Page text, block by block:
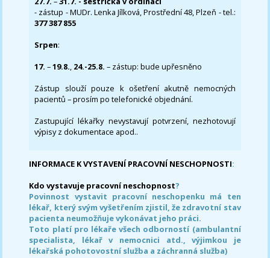
- zástup - MUDr. Lenka Jílková, Prostřední 48, Plzeň - tel.:
377 387 855
Srpen:
17. –19.8., 24.-25.8. – zástup: bude upřesněno
Zástup slouží pouze k ošetření akutně nemocných
pacientů – prosím po telefonické objednání.
Zastupující lékařky nevystavují potvrzení, nezhotovují
výpisy z dokumentace apod..
INFORMACE K VYSTAVENÍ PRACOVNÍ NESCHOPNOSTI:
Kdo vystavuje pracovní neschopnost?
Povinnost vystavit pracovní neschopenku má ten
lékař, který svým vyšetřením zjistil, že zdravotní stav
pacienta neumožňuje vykonávat jeho práci.
Toto platí pro lékaře všech odborností (ambulantní
specialista, lékař v nemocnici atd., výjimkou je
lékařská pohotovostní služba a záchranná služba)